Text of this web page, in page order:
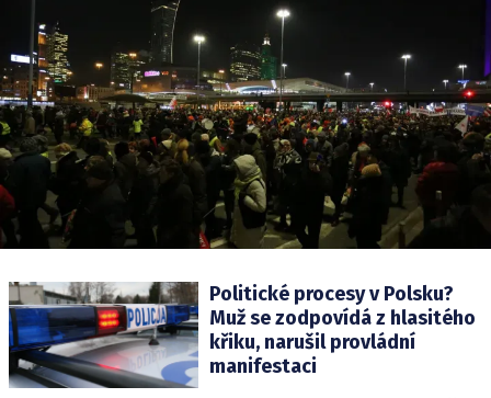
Politické procesy v Polsku?
Muž se zodpovídá z hlasitého
křiku, narušil provládní
manifestaci